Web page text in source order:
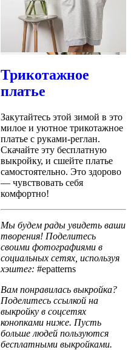
Трикотажное
платье
Закутайтесь этой зимой в это
милое и уютное трикотажное
платье с руками-реглан.
Скачайте эту бесплатную
выкройку, и сшейте платье
самостоятельно. Это здорово
— чувствовать себя
комфортно!
Мы будем рады увидеть ваши
творения! Поделитесь
своими фотографиями в
социальных сетях, используя
хэштег: #epatterns
Вам понравилась выкройка?
Поделитесь ссылкой на
выкройку в соцсетях
конопками ниже. Пусть
больше людей пользуются
бесплатными выкройками.